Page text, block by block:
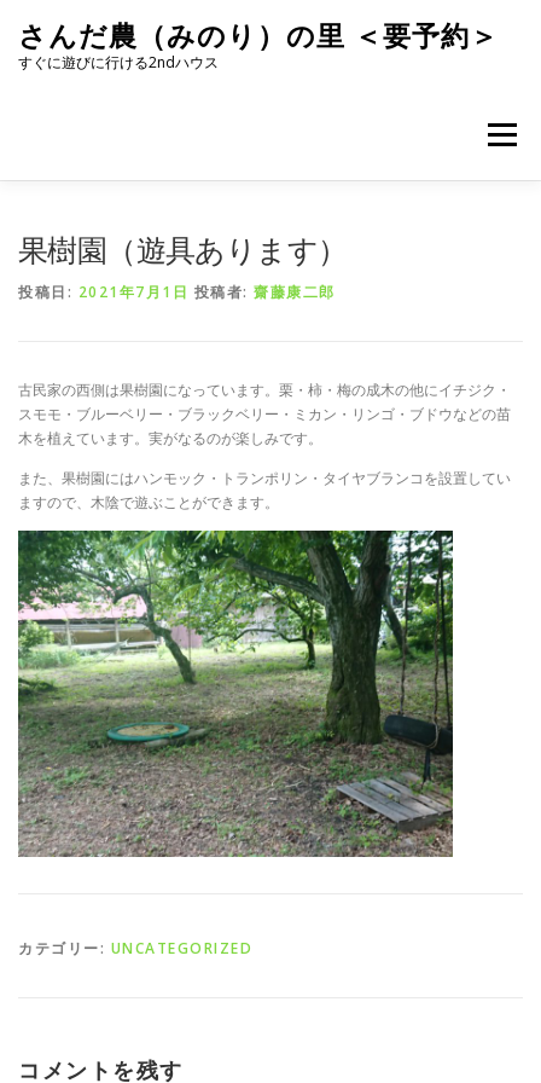
キ
さんだ農（みのり）の里 ＜要予約＞
すぐに遊びに行ける2ndハウス
メニュー
果樹園（遊具あります）
投稿日: 2021年7月1日 投稿者: 齋藤康二郎
古民家の西側は果樹園になっています。栗・柿・梅の成木の他にイチジク・
スモモ・ブルーベリー・ブラックベリー・ミカン・リンゴ・ブドウなどの苗
木を植えています。実がなるのが楽しみです。
また、果樹園にはハンモック・トランポリン・タイヤブランコを設置してい
ますので、木陰で遊ぶことができます。
カテゴリー: UNCATEGORIZED
コメントを残す